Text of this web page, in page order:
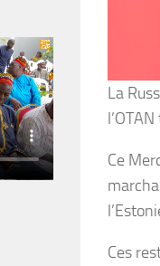
La
Ce
Ces